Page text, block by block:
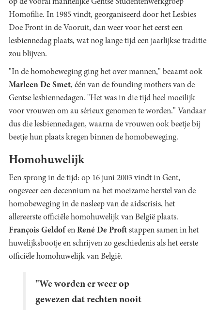
op de vooral mannelijke Gentse Studentenwerkgroep
Homofilie. In 1985 vindt, georganiseerd door het Lesbies
Doe Front in de Vooruit, dan weer voor het eerst een
lesbiennedag plaats, wat nog lange tijd een jaarlijkse traditie
zou blijven.
"In de homobeweging ging het over mannen," beaamt ook
Marleen De Smet, één van de founding mothers van de
Gentse lesbiennedagen. "Het was in die tijd heel moeilijk
voor vrouwen om au sérieux genomen te worden." Vandaar
dus die lesbiennedagen, waarna de vrouwen ook beetje bij
beetje hun plaats kregen binnen de homobeweging.
Homohuwelijk
Een sprong in de tijd: op 16 juni 2003 vindt in Gent,
ongeveer een decennium na het moeizame herstel van de
homobeweging in de nasleep van de aidscrisis, het
allereerste officiële homohuwelijk van België plaats.
François Geldof en René De Proft stappen samen in het
huwelijksbootje en schrijven zo geschiedenis als het eerste
officiële homohuwelijk van België.
"We worden er weer op
gewezen dat rechten nooit